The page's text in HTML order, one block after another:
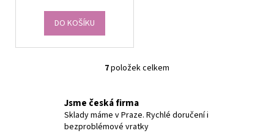
DO KOŠÍKU
O
l
á
d
7položek celkem
Jsme česká firma
Sklady máme v Praze. Rychlé doručení i
bezproblémové vratky